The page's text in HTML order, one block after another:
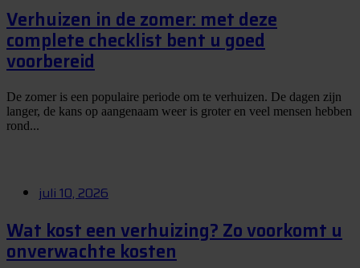
Verhuizen in de zomer: met deze
complete checklist bent u goed
voorbereid
De zomer is een populaire periode om te verhuizen. De dagen zijn
langer, de kans op aangenaam weer is groter en veel mensen hebben
rond...
juli 10, 2026
Wat kost een verhuizing? Zo voorkomt u
onverwachte kosten